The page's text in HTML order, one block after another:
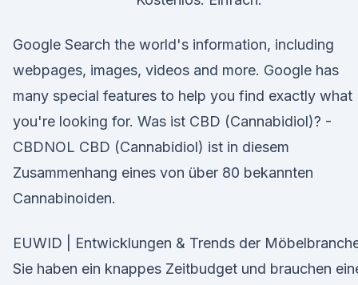
Google Search the world's information, including
webpages, images, videos and more. Google has
many special features to help you find exactly what
you're looking for. Was ist CBD (Cannabidiol)? -
CBDNOL CBD (Cannabidiol) ist in diesem
Zusammenhang eines von über 80 bekannten
Cannabinoiden.
EUWID | Entwicklungen & Trends der
Sie haben ein knappes Zeitbudget und brauchen